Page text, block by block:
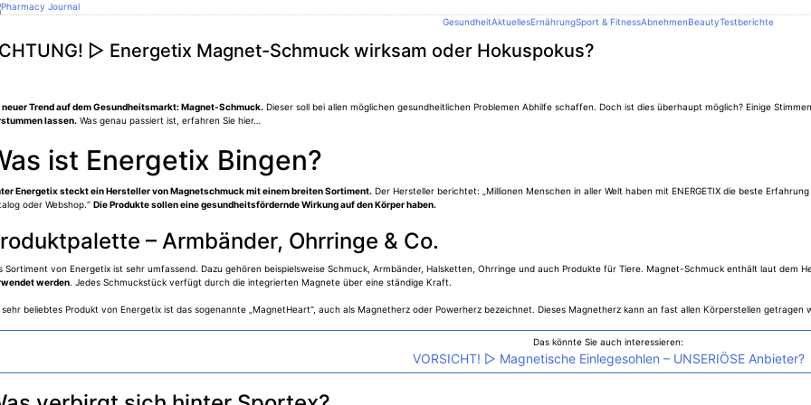
Skip
to
GesundheitAktuellesErnährungSport & FitnessAbnehmenBeautyTestberichte
▷ Energetix Magnet-Schmuck wirksam oder Hokuspokus?
neuer Trend auf dem Gesundheitsmarkt: Magnet-Schmuck. Dieser soll bei allen möglichen gesundheitlichen Problemen Abhilfe schaffen. Doch ist dies überhaupt möglich? Einige
lassen. Was genau passiert ist, erfahren Sie hier…
ist Energetix Bingen?
Energetix steckt ein Hersteller von Magnetschmuck mit einem breiten Sortiment. Der Hersteller berichtet: „Millionen Menschen in aller Welt haben mit ENERGETIX die beste
oder Webshop.“ Die Produkte sollen eine gesundheitsfördernde Wirkung auf den Körper haben.
– Armbänder, Ohrringe & Co.
Sortiment von Energetix ist sehr umfassend. Dazu gehören beispielsweise Schmuck, Armbänder, Halsketten, Ohrringe und auch Produkte für Tiere. Magnet-Schmuck enthält laut dem
werden. Jedes Schmuckstück verfügt durch die integrierten Magnete über eine ständige Kraft.
sehr beliebtes Produkt von Energetix ist das sogenannte „MagnetHeart“, auch als Magnetherz oder Powerherz bezeichnet. Dieses Magnetherz kann an fast allen Körperstellen getragen
Das könnte Sie auch interessieren:
VORSICHT! ▷ Magnetische Einlegesohlen – UNSERIÖSE Anbieter?